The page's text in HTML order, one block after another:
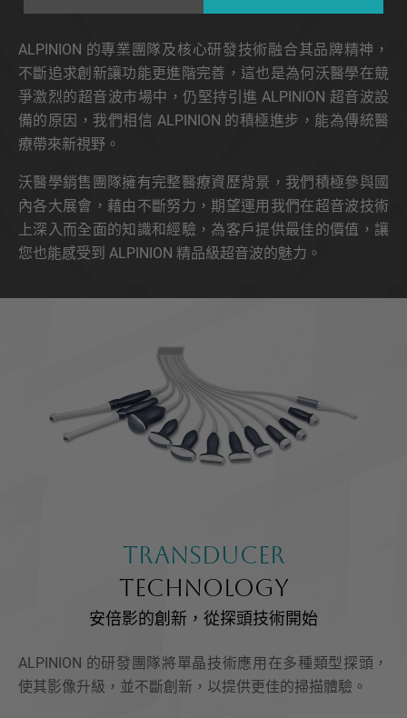
ALPINION 的專業團隊及核心研發技術融合其品牌精神，
不斷追求創新讓功能更進階完善，這也是為何沃醫學在競
爭激烈的超音波市場中，仍堅持引進 ALPINION 超音波設
備的原因，我們相信 ALPINION 的積極進步，能為傳統醫
療帶來新視野。
沃醫學銷售團隊擁有完整醫療資歷背景，我們積極參與國
內各大展會，藉由不斷努力，期望運用我們在超音波技術
上深入而全面的知識和經驗，為客戶提供最佳的價值，讓
您也能感受到 ALPINION 精品級超音波的魅力。
TRANSDUCER
TECHNOLOGY
安倍影的創新，從探頭技術開始
ALPINION 的研發團隊將單晶技術應用在多種類型探頭，
使其影像升級，並不斷創新，以提供更佳的掃描體驗。